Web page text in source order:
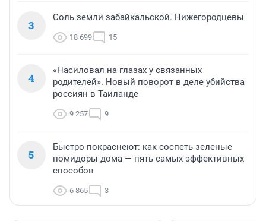
3
Соль земли забайкальской. Нижегородцевы
18 699 15
4
«Насиловал на глазах у связанных
родителей». Новый поворот в деле убийства
россиян в Таиланде
9 257 9
5
Быстро покраснеют: как соспеть зеленые
помидоры дома — пять самых эффективных
способов
6 865 3